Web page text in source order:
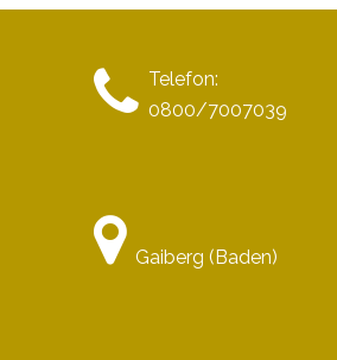
Telefon:
0800/7007039
Gaiberg (Baden)